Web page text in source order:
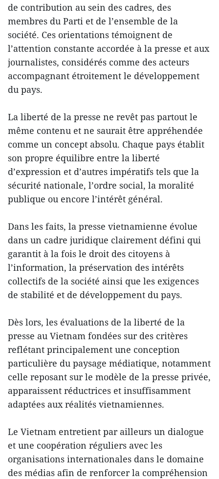
de contribution au sein des cadres, des
membres du Parti et de l’ensemble de la
société. Ces orientations témoignent de
l’attention constante accordée à la presse et aux
journalistes, considérés comme des acteurs
accompagnant étroitement le développement
du pays.
La liberté de la presse ne revêt pas partout le
même contenu et ne saurait être appréhendée
comme un concept absolu. Chaque pays établit
son propre équilibre entre la liberté
d’expression et d’autres impératifs tels que la
sécurité nationale, l’ordre social, la moralité
publique ou encore l’intérêt général.
Dans les faits, la presse vietnamienne évolue
dans un cadre juridique clairement défini qui
garantit à la fois le droit des citoyens à
l’information, la préservation des intérêts
collectifs de la société ainsi que les exigences
de stabilité et de développement du pays.
Dès lors, les évaluations de la liberté de la
presse au Vietnam fondées sur des critères
reflétant principalement une conception
particulière du paysage médiatique, notamment
celle reposant sur le modèle de la presse privée,
apparaissent réductrices et insuffisamment
adaptées aux réalités vietnamiennes.
Le Vietnam entretient par ailleurs un dialogue
et une coopération réguliers avec les
organisations internationales dans le domaine
des médias afin de renforcer la compréhension